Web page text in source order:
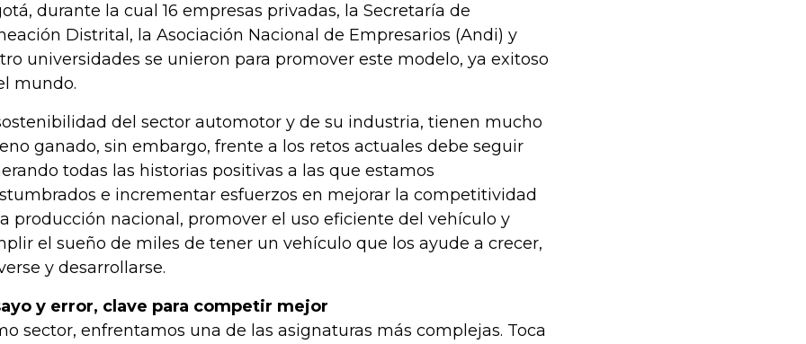
durante la cual 16 empresas privadas, la Secretaría de
Distrital, la Asociación Nacional de Empresarios (Andi) y
universidades se unieron para promover este modelo, ya exitoso
mundo.
del sector automotor y de su industria, tienen mucho
ganado, sin embargo, frente a los retos actuales debe seguir
todas las historias positivas a las que estamos
e incrementar esfuerzos en mejorar la competitividad
producción nacional, promover el uso eficiente del vehículo y
el sueño de miles de tener un vehículo que los ayude a crecer,
y desarrollarse.
y error, clave para competir mejor
sector, enfrentamos una de las asignaturas más complejas. Toca